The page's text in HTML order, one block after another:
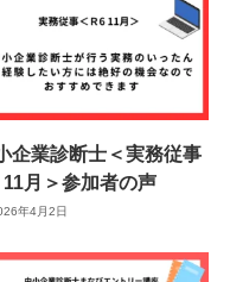
企業診断士＜実務従事
11月＞参加者の声
年4月2日